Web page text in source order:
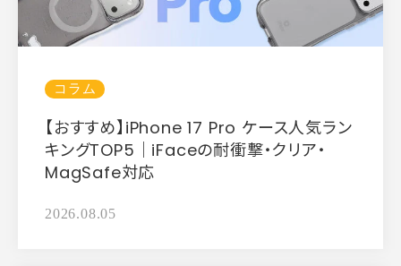
コラム
【おすすめ】iPhone 17 Pro ケース人気ラン
キングTOP5｜iFaceの耐衝撃・クリア・
MagSafe対応
2026.08.05